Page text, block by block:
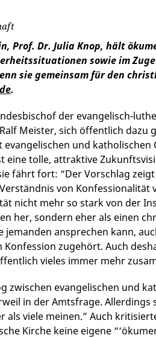
Prof. Dr. Julia Knop, hält
sowie im
sie gemeinsam für den
.
der evangelisch-
Meister, sich öffentlich dazu
evangelischen und
eine tolle, attraktive
fährt fort: “Der Vorschlag
von Konfessionalität
nicht mehr so stark von der
her, sondern eher als einen
jemanden ansprechen kann,
zugehört. Auch
vieles immer mehr
zwischen evangelischen und
in der Amtsfrage. Allerdings
als viele meinen.” Auch
Kirche keine eigene